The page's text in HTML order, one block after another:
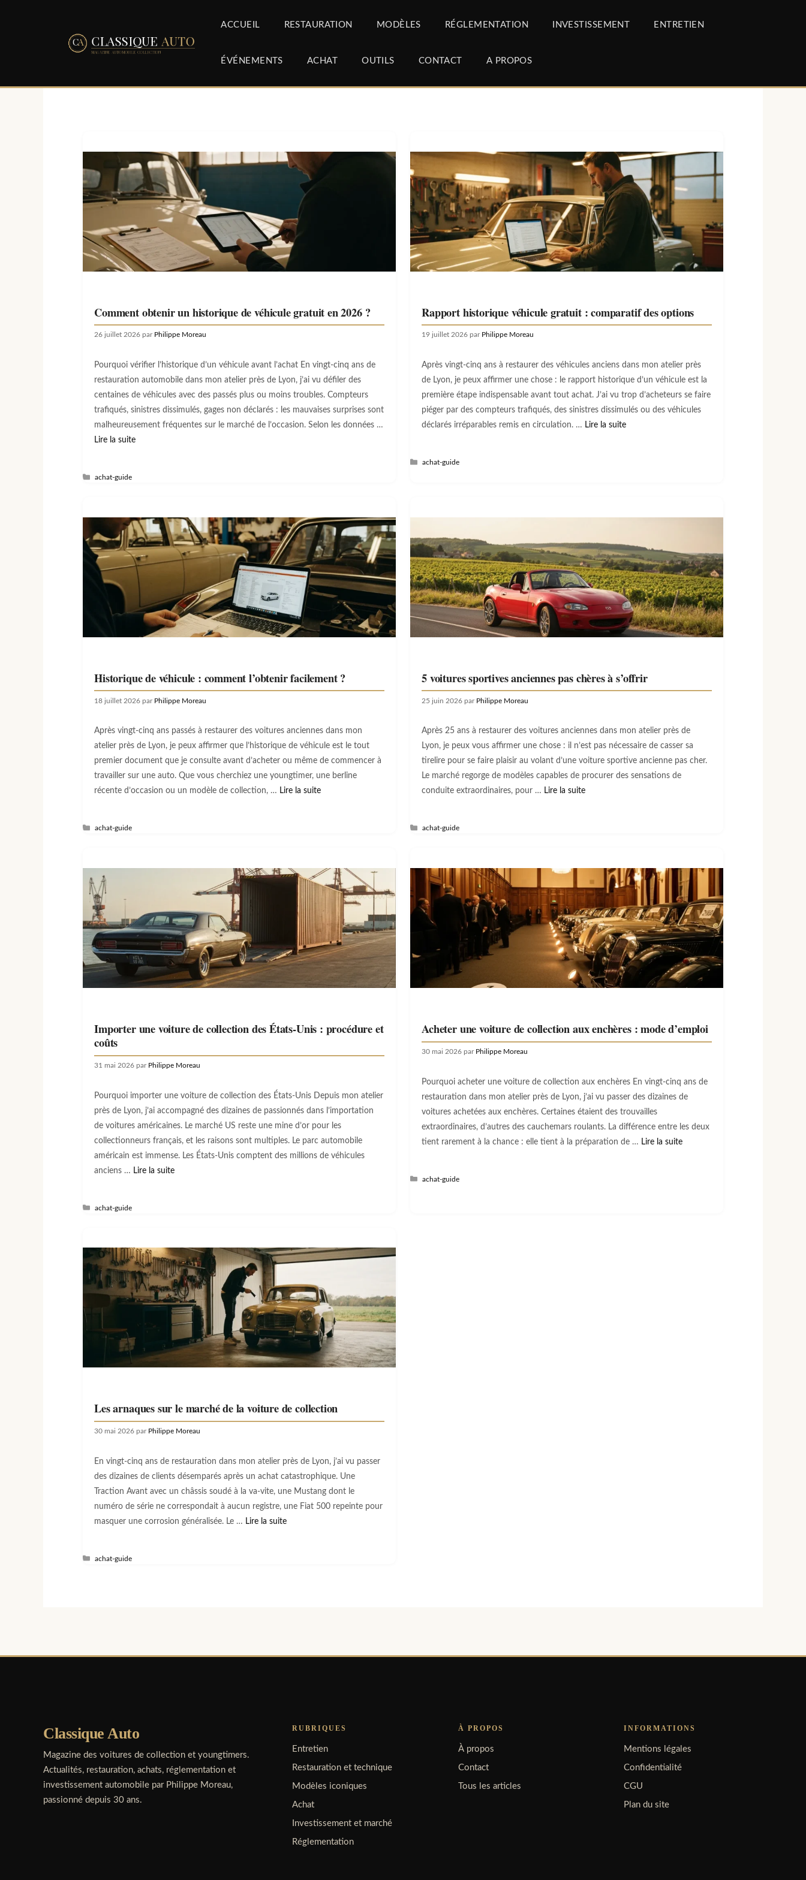
ACCUEIL RESTAURATION MODÈLES RÉGLEMENTATION INVESTISSEMENT ENTRETIEN
ÉVÉNEMENTS ACHAT OUTILS CONTACT A PROPOS
Comment obtenir un historique de véhicule gratuit en 2026 ?
26 juillet 2026 par Philippe Moreau
Pourquoi vérifier l’historique d’un véhicule avant l’achat En vingt-cinq ans de
restauration automobile dans mon atelier près de Lyon, j’ai vu défiler des
centaines de véhicules avec des passés plus ou moins troubles. Compteurs
trafiqués, sinistres dissimulés, gages non déclarés : les mauvaises surprises sont
malheureusement fréquentes sur le marché de l’occasion. Selon les données …
Lire la suite
Catégories
achat-guide
Rapport historique véhicule gratuit : comparatif des options
19 juillet 2026 par Philippe Moreau
Après vingt-cinq ans à restaurer des véhicules anciens dans mon atelier près
de Lyon, je peux affirmer une chose : le rapport historique d’un véhicule est la
première étape indispensable avant tout achat. J’ai vu trop d’acheteurs se faire
piéger par des compteurs trafiqués, des sinistres dissimulés ou des véhicules
déclarés irréparables remis en circulation. … Lire la suite
Catégories
achat-guide
Historique de véhicule : comment l’obtenir facilement ?
18 juillet 2026 par Philippe Moreau
Après vingt-cinq ans passés à restaurer des voitures anciennes dans mon
atelier près de Lyon, je peux affirmer que l’historique de véhicule est le tout
premier document que je consulte avant d’acheter ou même de commencer à
travailler sur une auto. Que vous cherchiez une youngtimer, une berline
récente d’occasion ou un modèle de collection, … Lire la suite
Catégories
achat-guide
5 voitures sportives anciennes pas chères à s’offrir
25 juin 2026 par Philippe Moreau
Après 25 ans à restaurer des voitures anciennes dans mon atelier près de
Lyon, je peux vous affirmer une chose : il n’est pas nécessaire de casser sa
tirelire pour se faire plaisir au volant d’une voiture sportive ancienne pas cher.
Le marché regorge de modèles capables de procurer des sensations de
conduite extraordinaires, pour … Lire la suite
Catégories
achat-guide
Importer une voiture de collection des États-Unis : procédure et
coûts
31 mai 2026 par Philippe Moreau
Pourquoi importer une voiture de collection des États-Unis Depuis mon atelier
près de Lyon, j’ai accompagné des dizaines de passionnés dans l’importation
de voitures américaines. Le marché US reste une mine d’or pour les
collectionneurs français, et les raisons sont multiples. Le parc automobile
américain est immense. Les États-Unis comptent des millions de véhicules
anciens … Lire la suite
Catégories
achat-guide
Acheter une voiture de collection aux enchères : mode d’emploi
30 mai 2026 par Philippe Moreau
Pourquoi acheter une voiture de collection aux enchères En vingt-cinq ans de
restauration dans mon atelier près de Lyon, j’ai vu passer des dizaines de
voitures achetées aux enchères. Certaines étaient des trouvailles
extraordinaires, d’autres des cauchemars roulants. La différence entre les deux
tient rarement à la chance : elle tient à la préparation de … Lire la suite
Catégories
achat-guide
Les arnaques sur le marché de la voiture de collection
30 mai 2026 par Philippe Moreau
En vingt-cinq ans de restauration dans mon atelier près de Lyon, j’ai vu passer
des dizaines de clients désemparés après un achat catastrophique. Une
Traction Avant avec un châssis soudé à la va-vite, une Mustang dont le
numéro de série ne correspondait à aucun registre, une Fiat 500 repeinte pour
masquer une corrosion généralisée. Le … Lire la suite
Catégories
achat-guide
Classique Auto
Magazine des voitures de collection et youngtimers.
Actualités, restauration, achats, réglementation et
investissement automobile par Philippe Moreau,
passionné depuis 30 ans.
RUBRIQUES
Entretien
Restauration et technique
Modèles iconiques
Achat
Investissement et marché
Réglementation
À PROPOS
À propos
Contact
Tous les articles
INFORMATIONS
Mentions légales
Confidentialité
CGU
Plan du site